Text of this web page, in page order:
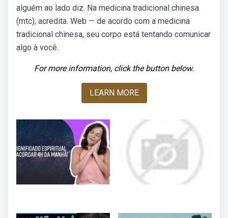
alguém ao lado diz. Na medicina tradicional chinesa
(mtc), acredita. Web — de acordo com a medicina
tradicional chinesa, seu corpo está tentando comunicar
algo à você.
For more information, click the button below.
LEARN MORE